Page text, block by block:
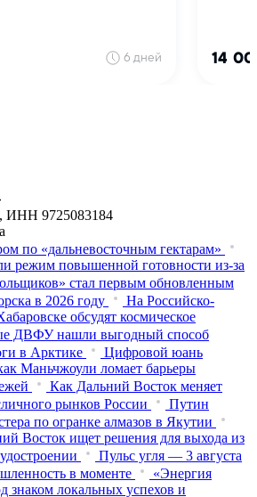
ИНН 9725083184
по «дальневосточным гектарам»
режим повышенной готовности из‑за
стал первым обновленным
в 2026 году
На Российско-
обсудят космическое
ДВФУ нашли выгодный способ
в Арктике
Цифровой юань
Маньчжоули ломает барьеры
Как Дальний Восток меняет
рынков России
Путин
по огранке алмазов в Якутии
Восток ищет решения для выхода из
Пульс угля — 3 августа
в моменте
«Энергия
локальных успехов и